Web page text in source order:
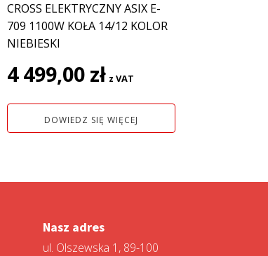
CROSS ELEKTRYCZNY ASIX E-
709 1100W KOŁA 14/12 KOLOR
NIEBIESKI
4 499,00 zł z VAT
DOWIEDZ SIĘ WIĘCEJ
Nasz adres
ul. Olszewska 1, 89-100